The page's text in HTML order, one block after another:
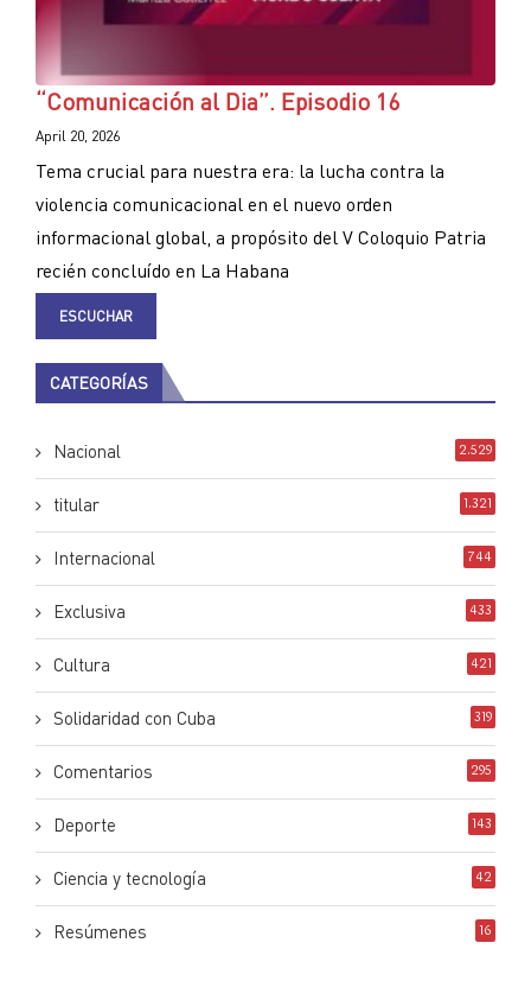
“Comunicación al Dia”. Episodio 16
April 20, 2026
Tema crucial para nuestra era: la lucha contra la
violencia comunicacional en el nuevo orden
informacional global, a propósito del V Coloquio Patria
recién concluído en La Habana
ESCUCHAR
CATEGORÍAS
Nacional 2.529
titular 1.321
Internacional 744
Exclusiva 433
Cultura 421
Solidaridad con Cuba 319
Comentarios 295
Deporte 143
Ciencia y tecnología 42
Resúmenes 16